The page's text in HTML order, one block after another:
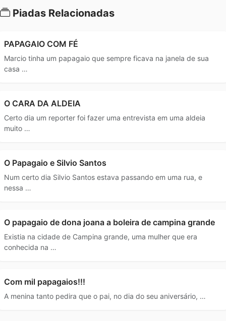
Piadas Relacionadas
PAPAGAIO COM FÉ
Marcio tinha um papagaio que sempre ficava na janela de sua
casa …
O CARA DA ALDEIA
Certo dia um reporter foi fazer uma entrevista em uma aldeia
muito …
O Papagaio e Silvio Santos
Num certo dia Silvio Santos estava passando em uma rua, e
nessa …
O papagaio de dona joana a boleira de campina grande
Existia na cidade de Campina grande, uma mulher que era
conhecida na …
Com mil papagaios!!!
A menina tanto pedira que o pai, no dia do seu aniversário, …